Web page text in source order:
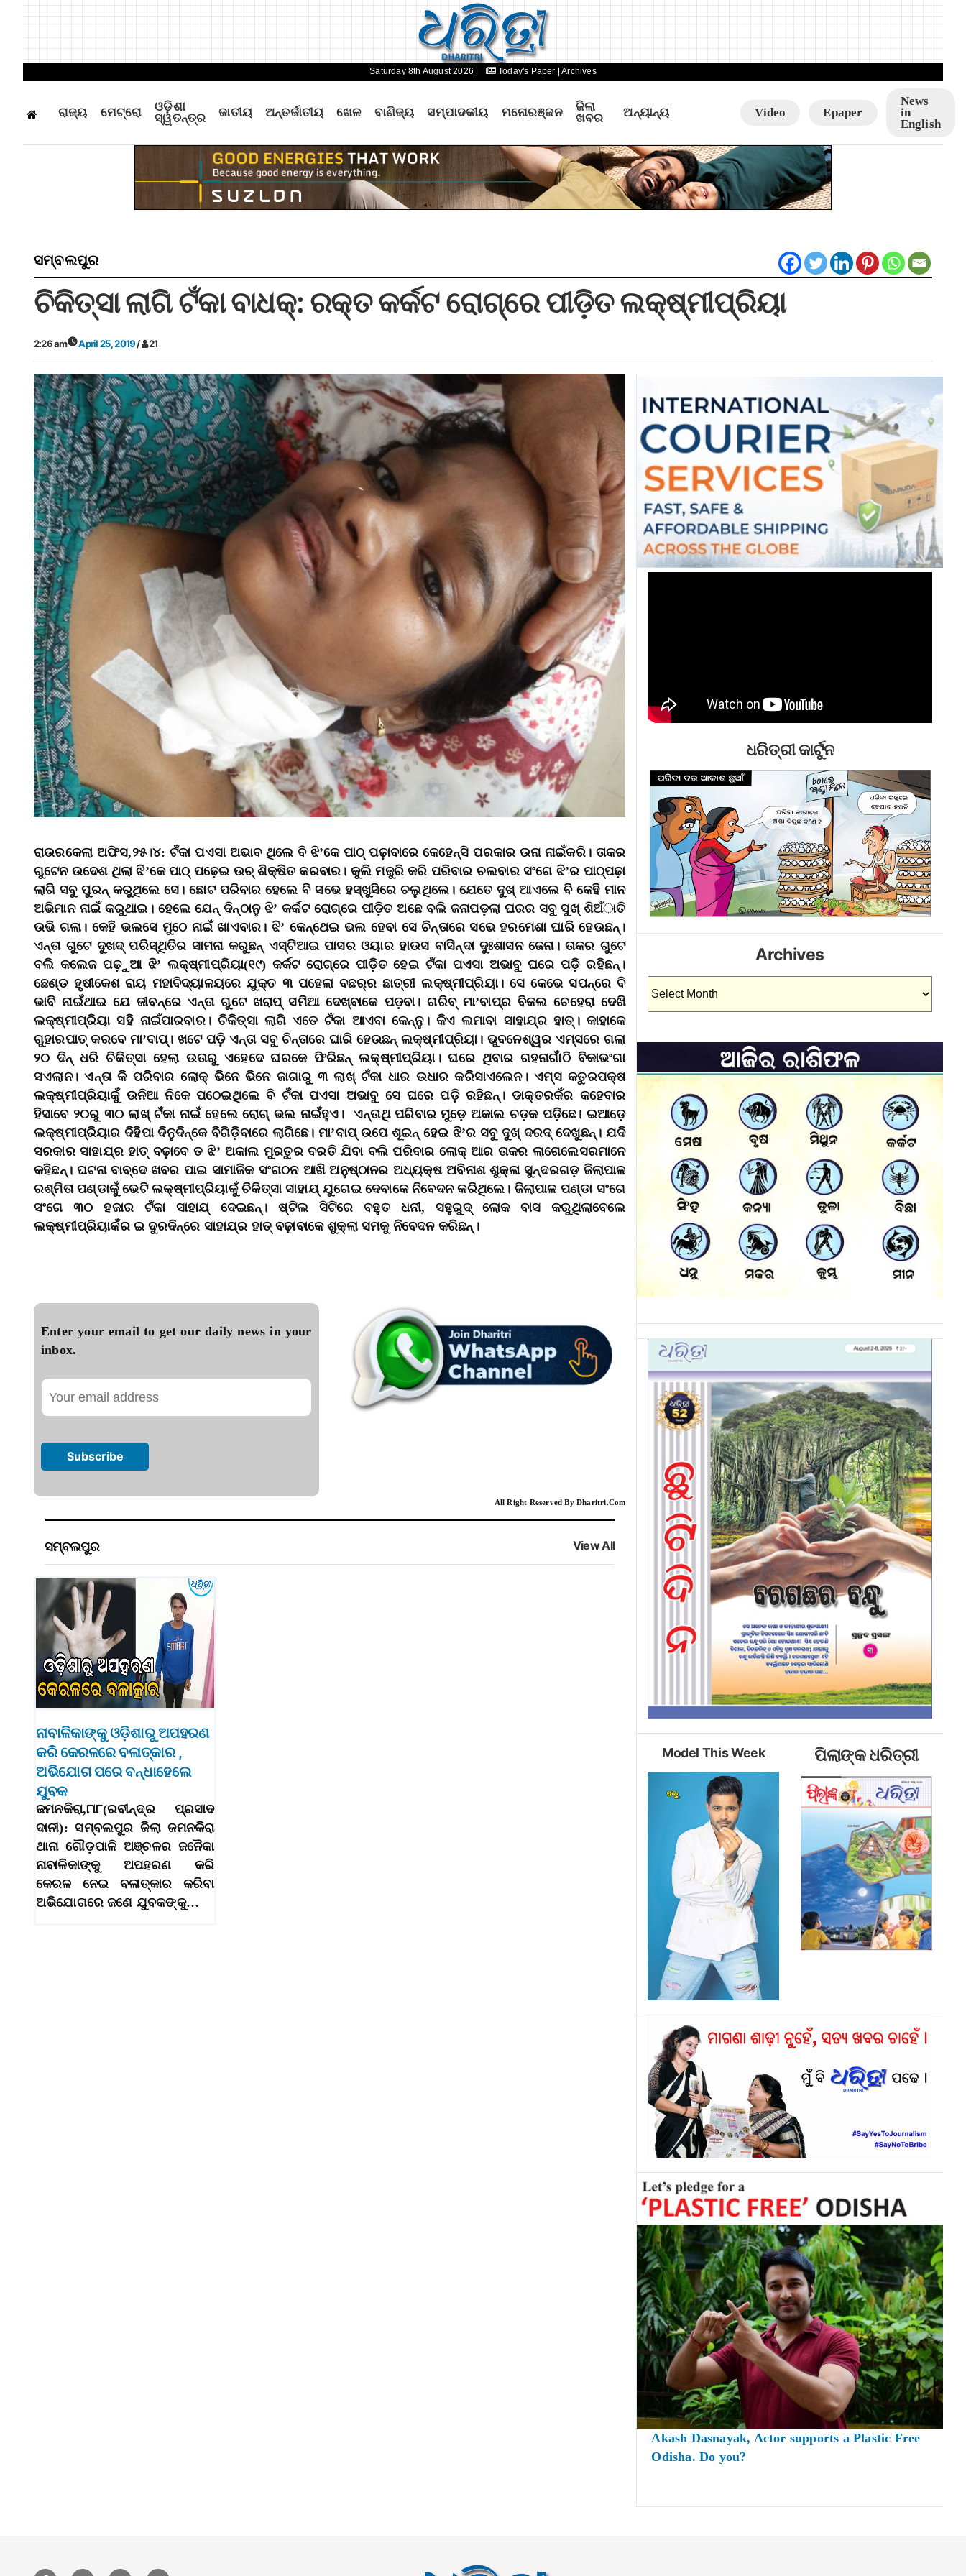
Saturday 8th August 2026 | Today's Paper | Archives
ରାଜ୍ୟ ମେଟ୍ରୋ
ଓଡ଼ିଶା
ସ୍ୱତନ୍ତ୍ର
ଜାତୀୟ ଅନ୍ତର୍ଜାତୀୟ ଖେଳ ବାଣିଜ୍ୟ ସମ୍ପାଦକୀୟ ମନୋରଞ୍ଜନ
ଜିଲା
ଖବର
ଅନ୍ୟାନ୍ୟ Video Epaper
News
in
English
ସମ୍ବଲପୁର
ଚିକିତ୍ସା ଲାଗି ଟଁକା ବାଧକ୍‌: ରକ୍ତ କର୍କଟ ରୋଗ୍‌ରେ ପୀଡ଼ିତ ଲକ୍ଷ୍ମୀପ୍ରିୟା
2:26 am April 25, 2019/ 21
ରାଉରକେଲା ଅଫିସ,୨୫।୪: ଟଁକା ପଏସା ଅଭାବ ଥିଲେ ବି ଝି’କେ ପାଠ୍‌ ପଢ଼ାବାରେ କେହେନ୍‌ସି ପରକାର ଉନା ନାଇଁକରି। ତାକର
ଗୁଟେନ ଉଦେଶ ଥିଲା ଝି’କେ ପାଠ୍‌ ପଢ଼େଇ ଉଚ୍‌ ଶିକ୍ଷିତ କରବାର। କୁଲି ମଜୁରି କରି ପରିବାର ଚଲବାର ସଂଗେ ଝି’ର ପାଠ୍‌ପଢ଼ା
ଲାଗି ସବୁ ପୁରନ୍‌ କରୁଥିଲେ ସେ। ଛୋଟ ପରିବାର ହେଲେ ବି ସଭେ ହସ୍‌ଖୁସିରେ ଚଲୁଥିଲେ। ଯେତେ ଦୁଖ୍‌ ଆଏଲେ ବି କେହି ମାନ
ଅଭିମାନ ନାଇଁ କରୁଥାଇ। ହେଲେ ଯେନ୍‌ ଦିନ୍‌ଠାନୁ ଝି’ କର୍କଟ ରୋଗ୍‌ରେ ପୀଡ଼ିତ ଅଛେ ବଲି ଜନାପଡ଼ଲା ଘରର ସବୁ ସୁଖ୍‌ ଶିଅଁାତି
ଉଭି ଗଲା। କେହି ଭଲସେ ମୁଠେ ନାଇଁ ଖାଏବାର। ଝି’ କେନ୍‌ଥେଇ ଭଲ ହେବା ସେ ଚିନ୍‌ତାରେ ସଭେ ହରମେଶା ଘାରି ହେଉଛନ୍‌।
ଏନ୍‌ତା ଗୁଟେ ଦୁଖଦ୍‌ ପରିସ୍ଥିତିର ସାମନା କରୁଛନ୍‌ ଏସ୍‌ଟିଆଇ ପାସର ଓୟାର ହାଉସ ବାସିନ୍‌ଦା ଦୁଃଶାସନ ଜେନା। ତାକର ଗୁଟେ
ବଲି କଲେଜ ପଢ଼ୁଆ ଝି’ ଲକ୍ଷ୍ମୀପ୍ରିୟା(୧୯) କର୍କଟ ରୋଗ୍‌ରେ ପୀଡ଼ିତ ହେଇ ଟଁକା ପଏସା ଅଭାବୁ ଘରେ ପଡ଼ି ରହିଛନ୍‌।
ଛେଣ୍ଡ ହୃଷୀକେଶ ରାୟ ମହାବିଦ୍ୟାଳୟରେ ଯୁକ୍ତ ୩ ପହେଲା ବଛର୍‌ର ଛାତ୍ରୀ ଲକ୍ଷ୍ମୀପ୍ରିୟା। ସେ କେଭେ ସପନ୍‌ରେ ବି
ଭାବି ନାଇଁଥାଇ ଯେ ଜୀବନ୍‌ରେ ଏନ୍‌ତା ଗୁଟେ ଖରାପ୍‌ ସମିଆ ଦେଖ୍‌ବାକେ ପଡ଼ବା। ଗରିବ୍‌ ମା’ବାପ୍‌ର ବିକଲ ଚେହେରା ଦେଖି
ଲକ୍ଷ୍ମୀପ୍ରିୟା ସହି ନାଇଁପାରବାର। ଚିକିତ୍ସା ଲାଗି ଏତେ ଟଁକା ଆଏବା କେନ୍‌ନୁ। କିଏ ଲମାବା ସାହାଯ୍‌ର ହାତ୍‌। କାହାକେ
ଗୁହାରପାତ୍‌ କରବେ ମା’ବାପ୍‌। ଖଟେ ପଡ଼ି ଏନ୍‌ତା ସବୁ ଚିନ୍‌ତାରେ ଘାରି ହେଉଛନ୍‌ ଲକ୍ଷ୍ମୀପ୍ରିୟା। ଭୁବନେଶ୍ୱର ଏମ୍‌ସରେ ଗଲା
୨୦ ଦିନ୍‌ ଧରି ଚିକିତ୍ସା ହେଲା ଉତାରୁ ଏହେଦେ ଘରକେ ଫିରିଛନ୍‌ ଲକ୍ଷ୍ମୀପ୍ରିୟା। ଘରେ ଥିବାର ଗହନାଗାଁଠି ବିକାଭଂଗା
ସଏଲାନ। ଏନ୍‌ତା କି ପରିବାର ଲୋକ୍‌ ଭିନେ ଭିନେ ଜାଗାରୁ ୩ ଲାଖ୍‌ ଟଁକା ଧାର ଉଧାର କରିସାଏଲେନ। ଏମ୍‌ସ କତୁରପକ୍ଷ
ଲକ୍ଷ୍ମୀପ୍ରିୟାକୁଁ ଉନିଆ ନିକେ ପଠେଇଥିଲେ ବି ଟଁକା ପଏସା ଅଭାବୁ ସେ ଘରେ ପଡ଼ି ରହିଛନ୍‌। ଡାକ୍‌ତରକଁର କହେବାର
ହିସାବେ ୨୦ରୁ ୩୦ ଲାଖ୍‌ ଟଁକା ନାଇଁ ହେଲେ ରୋଗ୍‌ ଭଲ ନାଇଁହୁଏ। ଏନ୍‌ତାଥି ପରିବାର ମୁଡ଼େ ଅକାଲ ଚଡ଼କ ପଡ଼ିଛେ। ଇଆଡ଼େ
ଲକ୍ଷ୍ମୀପ୍ରିୟାର ଦିହିପା ଦିନୁଦିନ୍‌କେ ବିଗିଡ଼ିବାରେ ଲାଗିଛେ। ମା’ବାପ୍‌ ଉପେ ଶୂଇନ୍‌ ହେଇ ଝି’ର ସବୁ ଦୁଖ୍‌ ଦରଦ୍‌ ଦେଖୁଛନ୍‌। ଯଦି
ସରକାର ସାହାଯ୍‌ର ହାତ୍‌ ବଢ଼ାବେ ତ ଝି’ ଅକାଲ ମୁରତୁର ବରତି ଯିବା ବଲି ପରିବାର ଲୋକ୍‌ ଆର ତାକର ଲାଗେଲେସରମାନେ
କହିଛନ୍‌। ଘଟନା ବାବ୍‌ଦେ ଖବର ପାଇ ସାମାଜିକ ସଂଗଠନ ଆଖି ଅନୁଷ୍ଠାନର ଅଧ୍ୟକ୍ଷ ଅବିନାଶ ଶୁକ୍ଳା ସୁନ୍ଦରଗଡ଼ ଜିଲାପାଳ
ରଶ୍ମିତା ପଣ୍ଡାକୁଁ ଭେଟି ଲକ୍ଷ୍ମୀପ୍ରିୟାକୁଁ ଚିକିତ୍ସା ସାହାଯ୍‌ ଯୁଗେଇ ଦେବାକେ ନିବେଦନ କରିଥିଲେ। ଜିଲାପାଳ ପଣ୍ଡା ସଂଗେ
ସଂଗେ ୩୦ ହଜାର ଟଁକା ସାହାଯ୍‌ ଦେଇଛନ୍‌। ଷ୍ଟିଲ ସିଟିରେ ବହୁତ ଧନୀ, ସହୁରୁଦ୍‌ ଲୋକ ବାସ କରୁଥିଲାବେଲେ
ଲକ୍ଷ୍ମୀପ୍ରିୟାକଁର ଇ ଦୁରଦିନ୍‌ରେ ସାହାଯ୍‌ର ହାତ୍‌ ବଢ଼ାବାକେ ଶୁକ୍ଲା ସମକୁ ନିବେଦନ କରିଛନ୍‌।
Enter your email to get our daily news in your
inbox.
All Right Reserved By Dharitri.Com
ସମ୍ବଲପୁର View All
ନାବାଳିକାଙ୍କୁ ଓଡ଼ିଶାରୁ ଅପହରଣ
କରି କେରଳରେ ବଳାତ୍କାର ,
ଅଭିଯୋଗ ପରେ ବନ୍ଧାହେଲେ
ଯୁବକ
ଜମନକିରା,୮ା୮(ରବୀନ୍ଦ୍ର ପ୍ରସାଦ
ଦାନୀ): ସମ୍ବଲପୁର ଜିଲା ଜମନକିରା
ଥାନା ଗୌଡ଼ପାଳି ଅଞ୍ଚଳର ଜନୈକା
ନାବାଳିକାଙ୍କୁ ଅପହରଣ କରି
କେରଳ ନେଇ ବଳାତ୍କାର କରିବା
ଅଭିଯୋଗରେ ଜଣେ ଯୁବକଙ୍କୁ…
ଧରିତ୍ରୀ କାର୍ଟୁନ
Archives
Archives
Model This Week ପିଲାଙ୍କ ଧରିତ୍ରୀ
Akash Dasnayak, Actor supports a Plastic Free
Odisha. Do you?